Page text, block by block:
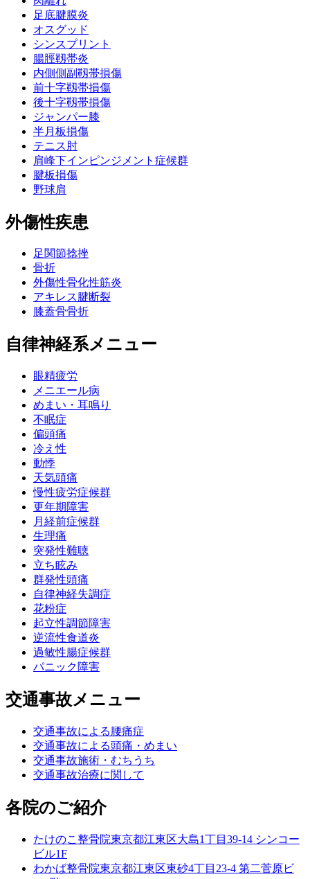
足底腱膜炎
オスグッド
シンスプリント
腸脛靱帯炎
内側側副靱帯損傷
前十字靱帯損傷
後十字靱帯損傷
ジャンパー膝
半月板損傷
テニス肘
肩峰下インピンジメント症候群
腱板損傷
野球肩
外傷性疾患
足関節捻挫
骨折
外傷性骨化性筋炎
アキレス腱断裂
膝蓋骨骨折
自律神経系メニュー
眼精疲労
メニエール病
めまい・耳鳴り
不眠症
偏頭痛
冷え性
動悸
天気頭痛
慢性疲労症候群
更年期障害
月経前症候群
生理痛
突発性難聴
立ち眩み
群発性頭痛
自律神経失調症
花粉症
起立性調節障害
逆流性食道炎
過敏性腸症候群
パニック障害
交通事故メニュー
交通事故による腰痛症
交通事故による頭痛・めまい
交通事故施術・むちうち
交通事故治療に関して
各院のご紹介
たけのこ整骨院東京都江東区大島1丁目39-14 シンコー
ビル1F
わかば整骨院東京都江東区東砂4丁目23-4 第二菅原ビ